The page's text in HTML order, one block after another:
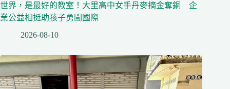
世界，是最好的教室！大里高中女手丹麥摘金奪銅 企
業公益相挺助孩子勇闖國際
2026-08-10